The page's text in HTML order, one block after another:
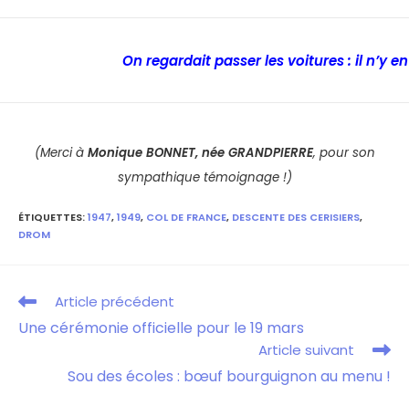
On regardait passer les voitures : il n’y
(Merci à Monique BONNET, née GRANDPIERRE, pour son
sympathique témoignage !)
ÉTIQUETTES:1947,1949, COL DE FRANCE, DESCENTE DES CERISIERS,
DROM
Article précédent
Une cérémonie officielle pour le 19 mars
Article suivant
Sou des écoles : bœuf bourguignon au menu !